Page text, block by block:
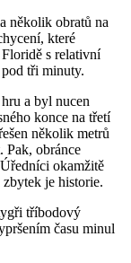
několik obratů na
které
s relativní
tři minuty.
a byl nucen
konce na třetí
několik metrů
Pak, obránce
okamžitě
je historie.
tříbodový
času minul